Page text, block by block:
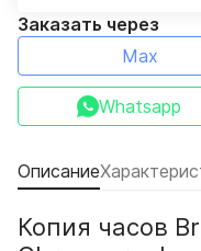
Заказать через
Max
Whatsapp
Описание
Копия часов